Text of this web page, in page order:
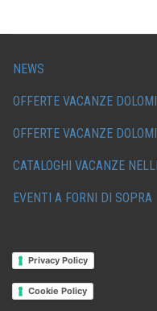
NEWS
OFFERTE VACANZE
OFFERTE VACANZE
CATALOGHI VACANZE
EVENTI A FORNI DI SOPRA
Privacy Policy
Cookie Policy